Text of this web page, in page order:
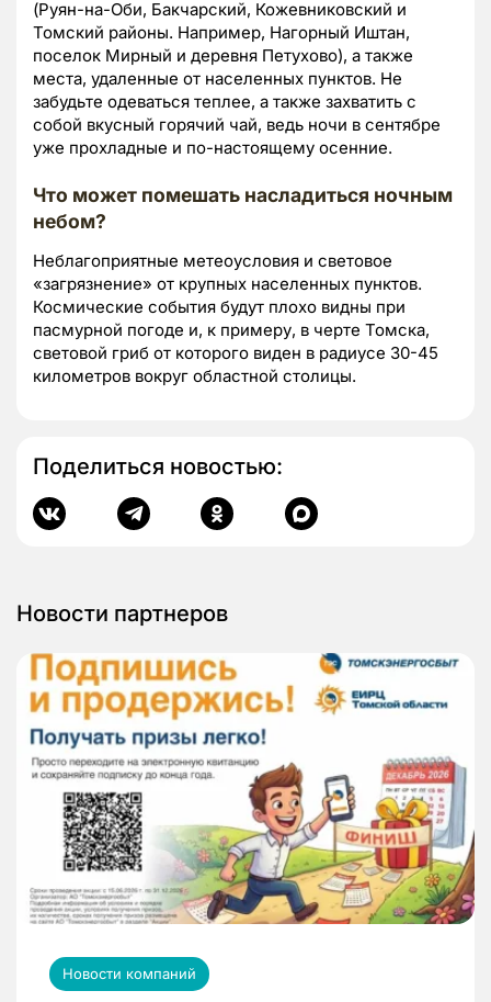
(Руян-на-Оби, Бакчарский, Кожевниковский и
Томский районы. Например, Нагорный Иштан,
поселок Мирный и деревня Петухово), а также
места, удаленные от населенных пунктов. Не
забудьте одеваться теплее, а также захватить с
собой вкусный горячий чай, ведь ночи в сентябре
уже прохладные и по-настоящему осенние.
Что может помешать насладиться ночным
небом?
Неблагоприятные метеоусловия и световое
«загрязнение» от крупных населенных пунктов.
Космические события будут плохо видны при
пасмурной погоде и, к примеру, в черте Томска,
световой гриб от которого виден в радиусе 30-45
километров вокруг областной столицы.
Поделиться новостью:
Новости партнеров
Новости компаний